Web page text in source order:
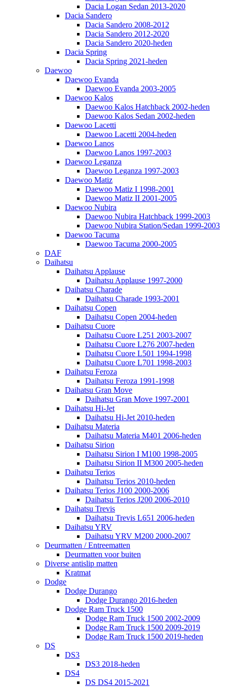
Dacia Logan Sedan 2013-2020
Dacia Sandero
Dacia Sandero 2008-2012
Dacia Sandero 2012-2020
Dacia Sandero 2020-heden
Dacia Spring
Dacia Spring 2021-heden
Daewoo
Daewoo Evanda
Daewoo Evanda 2003-2005
Daewoo Kalos
Daewoo Kalos Hatchback 2002-heden
Daewoo Kalos Sedan 2002-heden
Daewoo Lacetti
Daewoo Lacetti 2004-heden
Daewoo Lanos
Daewoo Lanos 1997-2003
Daewoo Leganza
Daewoo Leganza 1997-2003
Daewoo Matiz
Daewoo Matiz I 1998-2001
Daewoo Matiz II 2001-2005
Daewoo Nubira
Daewoo Nubira Hatchback 1999-2003
Daewoo Nubira Station/Sedan 1999-2003
Daewoo Tacuma
Daewoo Tacuma 2000-2005
DAF
Daihatsu
Daihatsu Applause
Daihatsu Applause 1997-2000
Daihatsu Charade
Daihatsu Charade 1993-2001
Daihatsu Copen
Daihatsu Copen 2004-heden
Daihatsu Cuore
Daihatsu Cuore L251 2003-2007
Daihatsu Cuore L276 2007-heden
Daihatsu Cuore L501 1994-1998
Daihatsu Cuore L701 1998-2003
Daihatsu Feroza
Daihatsu Feroza 1991-1998
Daihatsu Gran Move
Daihatsu Gran Move 1997-2001
Daihatsu Hi-Jet
Daihatsu Hi-Jet 2010-heden
Daihatsu Materia
Daihatsu Materia M401 2006-heden
Daihatsu Sirion
Daihatsu Sirion I M100 1998-2005
Daihatsu Sirion II M300 2005-heden
Daihatsu Terios
Daihatsu Terios 2010-heden
Daihatsu Terios J100 2000-2006
Daihatsu Terios J200 2006-2010
Daihatsu Trevis
Daihatsu Trevis L651 2006-heden
Daihatsu YRV
Daihatsu YRV M200 2000-2007
Deurmatten / Entreematten
Deurmatten voor buiten
Diverse antislip matten
Kratmat
Dodge
Dodge Durango
Dodge Durango 2016-heden
Dodge Ram Truck 1500
Dodge Ram Truck 1500 2002-2009
Dodge Ram Truck 1500 2009-2019
Dodge Ram Truck 1500 2019-heden
DS
DS3
DS3 2018-heden
DS4
DS DS4 2015-2021